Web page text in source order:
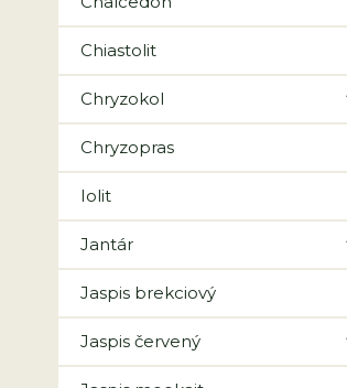
Chiastolit
Chryzokol
Chryzopras
Iolit
Jantár
Jaspis brekciový
Jaspis červený